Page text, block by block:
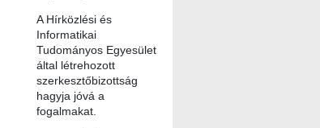
A Hírközlési és
Informatikai
Tudományos Egyesület
által létrehozott
szerkesztőbizottság
hagyja jóvá a
fogalmakat.